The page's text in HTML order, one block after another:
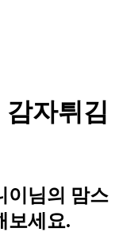
자튀김
이님의 맘스
보세요.